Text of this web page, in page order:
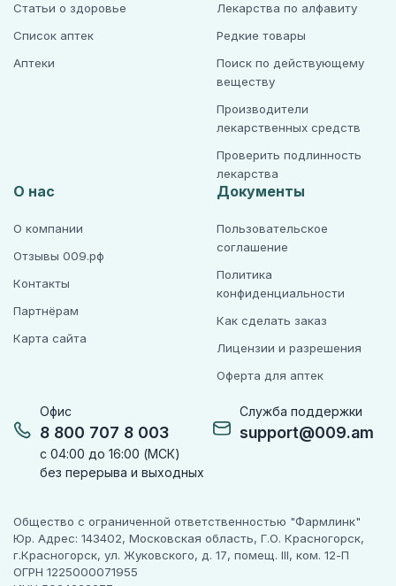
Офис
8 800 707 8 003
с 04:00 до 16:00 (МСК)
без перерыва и выходных
Служба поддержки
support@009.am
Статьи о здоровье
Список аптек
Аптеки
Лекарства по алфавиту
Редкие товары
Поиск по действующему
веществу
Производители
лекарственных средств
Проверить подлинность
лекарства
О нас
О компании
Отзывы 009.рф
Контакты
Партнёрам
Карта сайта
Документы
Пользовательское
соглашение
Политика
конфиденциальности
Как сделать заказ
Лицензии и разрешения
Оферта для аптек
Общество с ограниченной ответственностью "Фармлинк"
Юр. Адрес: 143402, Московская область, Г.О. Красногорск,
г.Красногорск, ул. Жуковского, д. 17, помещ. III, ком. 12-П
ОГРН 1225000071955